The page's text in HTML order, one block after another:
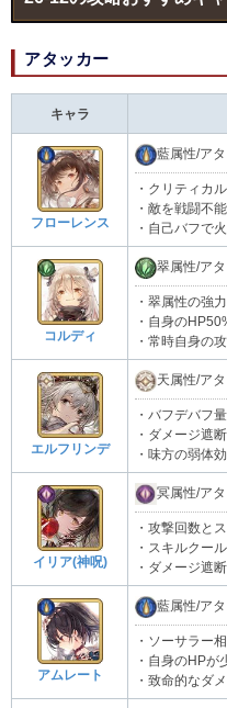
アタッカー
キャラ
フローレンス
藍属性/ア
・クリティカ
・敵を戦闘不
・自己バフで
コルディ
翠属性/ア
・翠属性の強
・自身の
・常時自身の
エルフリンデ
天属性/ア
・バフデバフ
・ダメージ遮
・味方の弱体
イリア(神呪)
冥属性/ア
・攻撃回数と
・スキルクー
・ダメージ遮
アムレート
藍属性/ア
・ソーサラー
・自身のHPが
・致命的なダ